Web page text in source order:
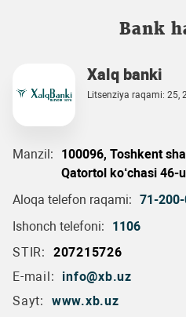
Bank
Xalq banki
Litsenziya raqami: 25,
Manzil:
100096, Toshkent
Qatortol ko‘chasi 46-
Aloqa telefon raqami: 71-
Ishonch telefoni:
1106
STIR:
207215726
E-mail:
info@xb.uz
Sayt:
www.xb.uz